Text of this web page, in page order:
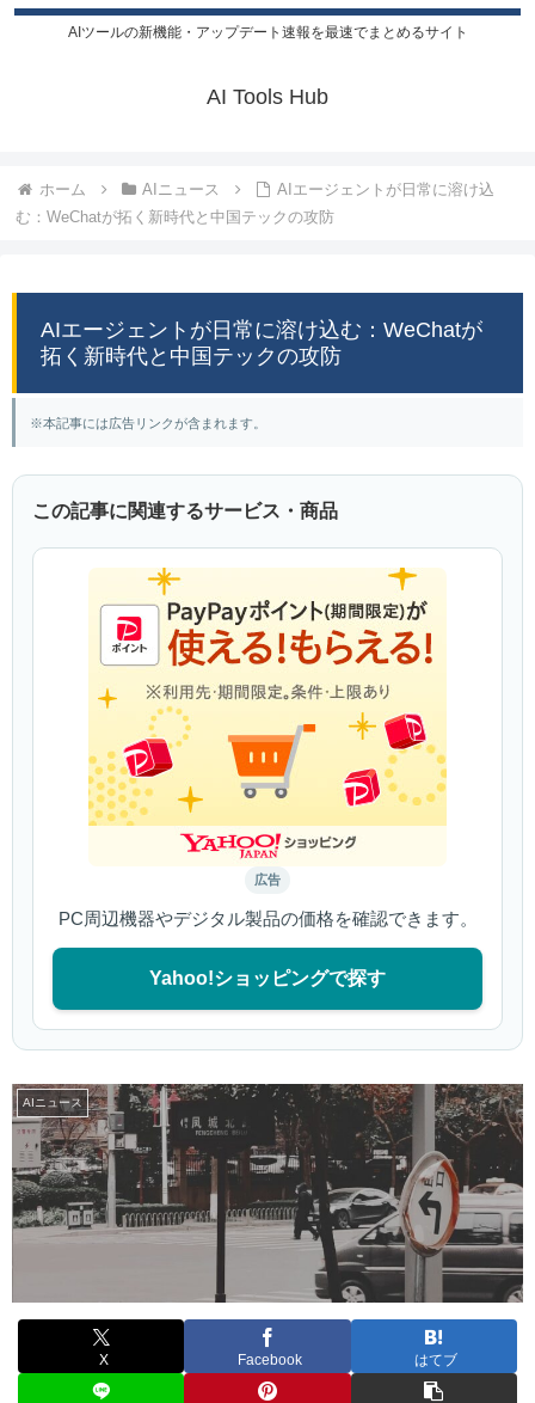
AIツールの新機能・アップデート速報を最速でまとめるサイト
AI Tools Hub
ホーム AIニュース
AIエージェントが日常に溶け込
む：WeChatが拓く新時代と中国テックの攻防
AIエージェントが日常に溶け込む：WeChatが
拓く新時代と中国テックの攻防
※本記事には広告リンクが含まれます。
この記事に関連するサービス・商品
広告
PC周辺機器やデジタル製品の価格を確認できます。
Yahoo!ショッピングで探す
AIニュース
X Facebook はてブ